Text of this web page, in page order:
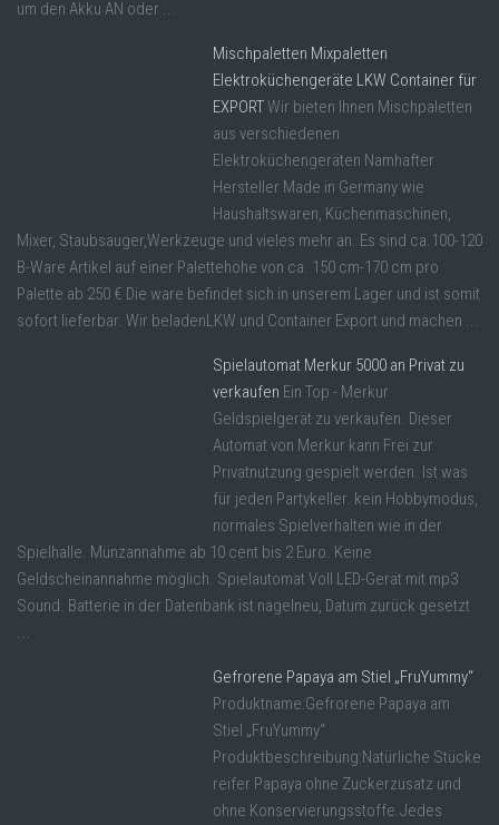
um den Akku AN oder ...
Mischpaletten Mixpaletten
Elektroküchengeräte LKW Container für
EXPORTWir bieten Ihnen Mischpaletten
aus verschiedenen
Elektroküchengeräten Namhafter
Hersteller Made in Germany wie
Haushaltswaren, Küchenmaschinen,
Mixer, Staubsauger,Werkzeuge und vieles mehr an. Es sind ca.100-120
B-Ware Artikel auf einer Palettehöhe von ca. 150 cm-170 cm pro
Palette ab 250 € Die ware befindet sich in unserem Lager und ist somit
sofort lieferbar. Wir beladenLKW und Container Export und machen ...
Spielautomat Merkur 5000 an Privat zu
verkaufen Ein Top - Merkur
Geldspielgerät zu verkaufen. Dieser
Automat von Merkur kann Frei zur
Privatnutzung gespielt werden. Ist was
für jeden Partykeller. kein Hobbymodus,
normales Spielverhalten wie in der
Spielhalle. Münzannahme ab 10 cent bis 2 Euro. Keine
Geldscheinannahme möglich. Spielautomat Voll LED-Gerät mit mp3
Sound. Batterie in der Datenbank ist nagelneu, Datum zurück gesetzt
...
Gefrorene Papaya am Stiel „FruYummy“
Produktname:Gefrorene Papaya am
Stiel „FruYummy“
Produktbeschreibung:Natürliche Stücke
reifer Papaya ohne Zuckerzusatz und
ohne Konservierungsstoffe.Jedes